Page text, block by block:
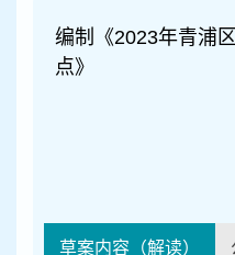
编制《2023年青浦
点》
草案内容（解读）